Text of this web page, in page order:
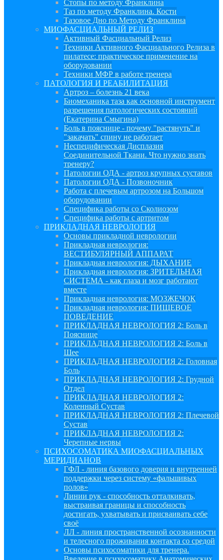
Стопы по методу Франклина
Таз по методу Франклина. Кости
Тазовое Дно по Методу Франклина
МИОФАСЦИАЛЬНЫЙ РЕЛИЗ
Активный Фасциальный Релиз
Техники Активного Фасциального Релиза в
пилатесе: практическое применение на
оборудовании
Техники МФР в работе тренера
ПАТОЛОГИЯ И РЕАБИЛИТАЦИЯ
Артроз – болезнь 21 века
Биомеханика таза как основной инструмент
разрешения патологических состояний
(Екатерина Смыгина)
Боль в пояснице - почему "растянуть" и
"закачать" спину не работает
Неспецифическая Дисплазия
Соединительной Ткани. Что нужно знать
тренеру?
Патологии ОДА - артроз крупных суставов
Патологии ОДА - Позвоночник
Работа с плечевым артрозом на Большом
оборудовании
Специфика работы со Сколиозом
Специфика работы с артритом
ПРИКЛАДНАЯ НЕВРОЛОГИЯ
Основы прикладной неврологии
Прикладная неврология:
ВЕСТИБУЛЯРНЫЙ АППАРАТ
Прикладная неврология: ДЫХАНИЕ
Прикладная неврология: ЗРИТЕЛЬНАЯ
СИСТЕМА - как глаза и мозг работают
вместе
Прикладная неврология: МОЗЖЕЧОК
Прикладная неврология: ПИЩЕВОЕ
ПОВЕДЕНИЕ
ПРИКЛАДНАЯ НЕВРОЛОГИЯ 2: Боль в
Пояснице
ПРИКЛАДНАЯ НЕВРОЛОГИЯ 2: Боль в
Шее
ПРИКЛАДНАЯ НЕВРОЛОГИЯ 2: Головная
Боль
ПРИКЛАДНАЯ НЕВРОЛОГИЯ 2: Грудной
Отдел
ПРИКЛАДНАЯ НЕВРОЛОГИЯ 2:
Коленный Сустав
ПРИКЛАДНАЯ НЕВРОЛОГИЯ 2: Плечевой
Сустав
ПРИКЛАДНАЯ НЕВРОЛОГИЯ 2:
Черепные нервы
ПСИХОСОМАТИКА МИОФАСЦИАЛЬНЫХ
МЕРИДИАНОВ
ГФЛ - линия базового доверия и внутренней
поддержки через систему «фальшивых
полов»
Линии рук - способность отталкивать,
выстраивая границы и способность
достигать, ухватывать и присваивать себе
своё
ЛЛ - линия пространственной осознанности
и телесного проживания контакта со средой
Основы психосоматики для тренера.